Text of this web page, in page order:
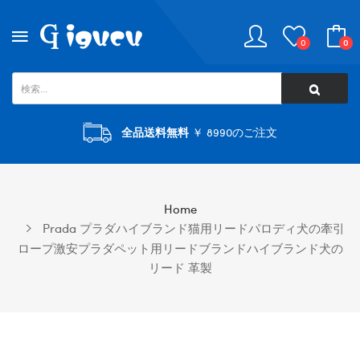
0 0
全品送料無料￥ 8990のご注文
Home
Prada プラダハイブランド猫用リードパロディ犬の牽引
ロープ激安プラダペット用リードブランドハイブランド犬の
リード 革製